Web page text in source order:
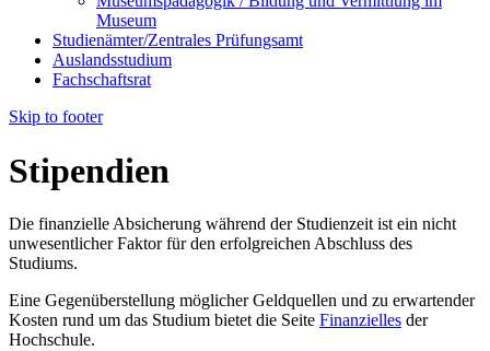
Museum
Studienämter/Zentrales Prüfungsamt
Auslandsstudium
Fachschaftsrat
Skip to footer
Stipendien
Die finanzielle Absicherung während der Studienzeit ist ein nicht
unwesentlicher Faktor für den erfolgreichen Abschluss des
Studiums.
Eine Gegenüberstellung möglicher Geldquellen und zu erwartender
Kosten rund um das Studium bietet die Seite Finanzielles der
Hochschule.